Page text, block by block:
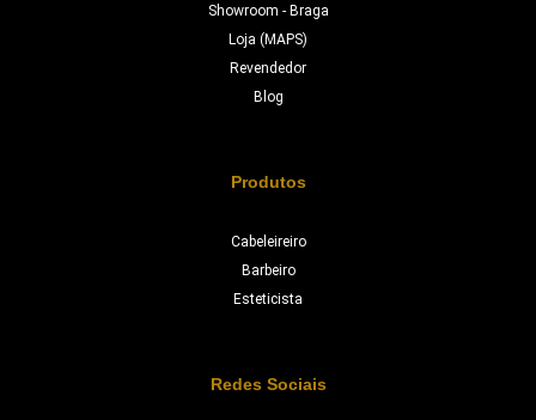
Showroom - Braga
Loja (MAPS)
Revendedor
Blog
Produtos
Cabeleireiro
Barbeiro
Esteticista
Redes Sociais